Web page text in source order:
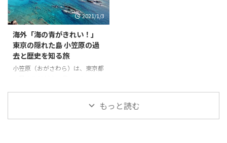
ショーボックスが出現するのだ。
ハローキティーショーボックス
は、ショーを見ながら食事を楽し
むことができる空間で、ここでは
ビーガン料理が頂ける。他にもこ
こ淡路島には、人気キャラクター
とコラボした空間が存在してい
が田舎を救う」の様子を見てみま
...
2021/1/3
海外「海の青がきれい！」
東京の隠れた島 小笠原の過
去と歴史を知る旅
小笠原（おがさわら）は、東京都
る。たくさんある島の中で人が住
んでいるのは母島、父島で、フェ
もっと読む